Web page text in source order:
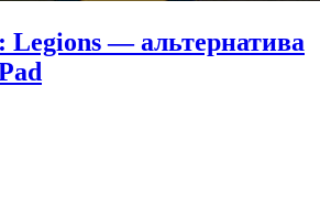
Legions — альтернатива